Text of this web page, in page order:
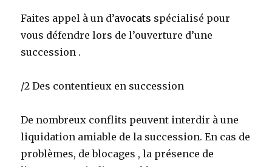
Faites appel à un d’avocats spécialisé pour
vous défendre lors de l’ouverture d’une
succession .
/2 Des contentieux en succession
De nombreux conflits peuvent interdir à une
liquidation amiable de la succession. En cas de
problèmes, de blocages , la présence de